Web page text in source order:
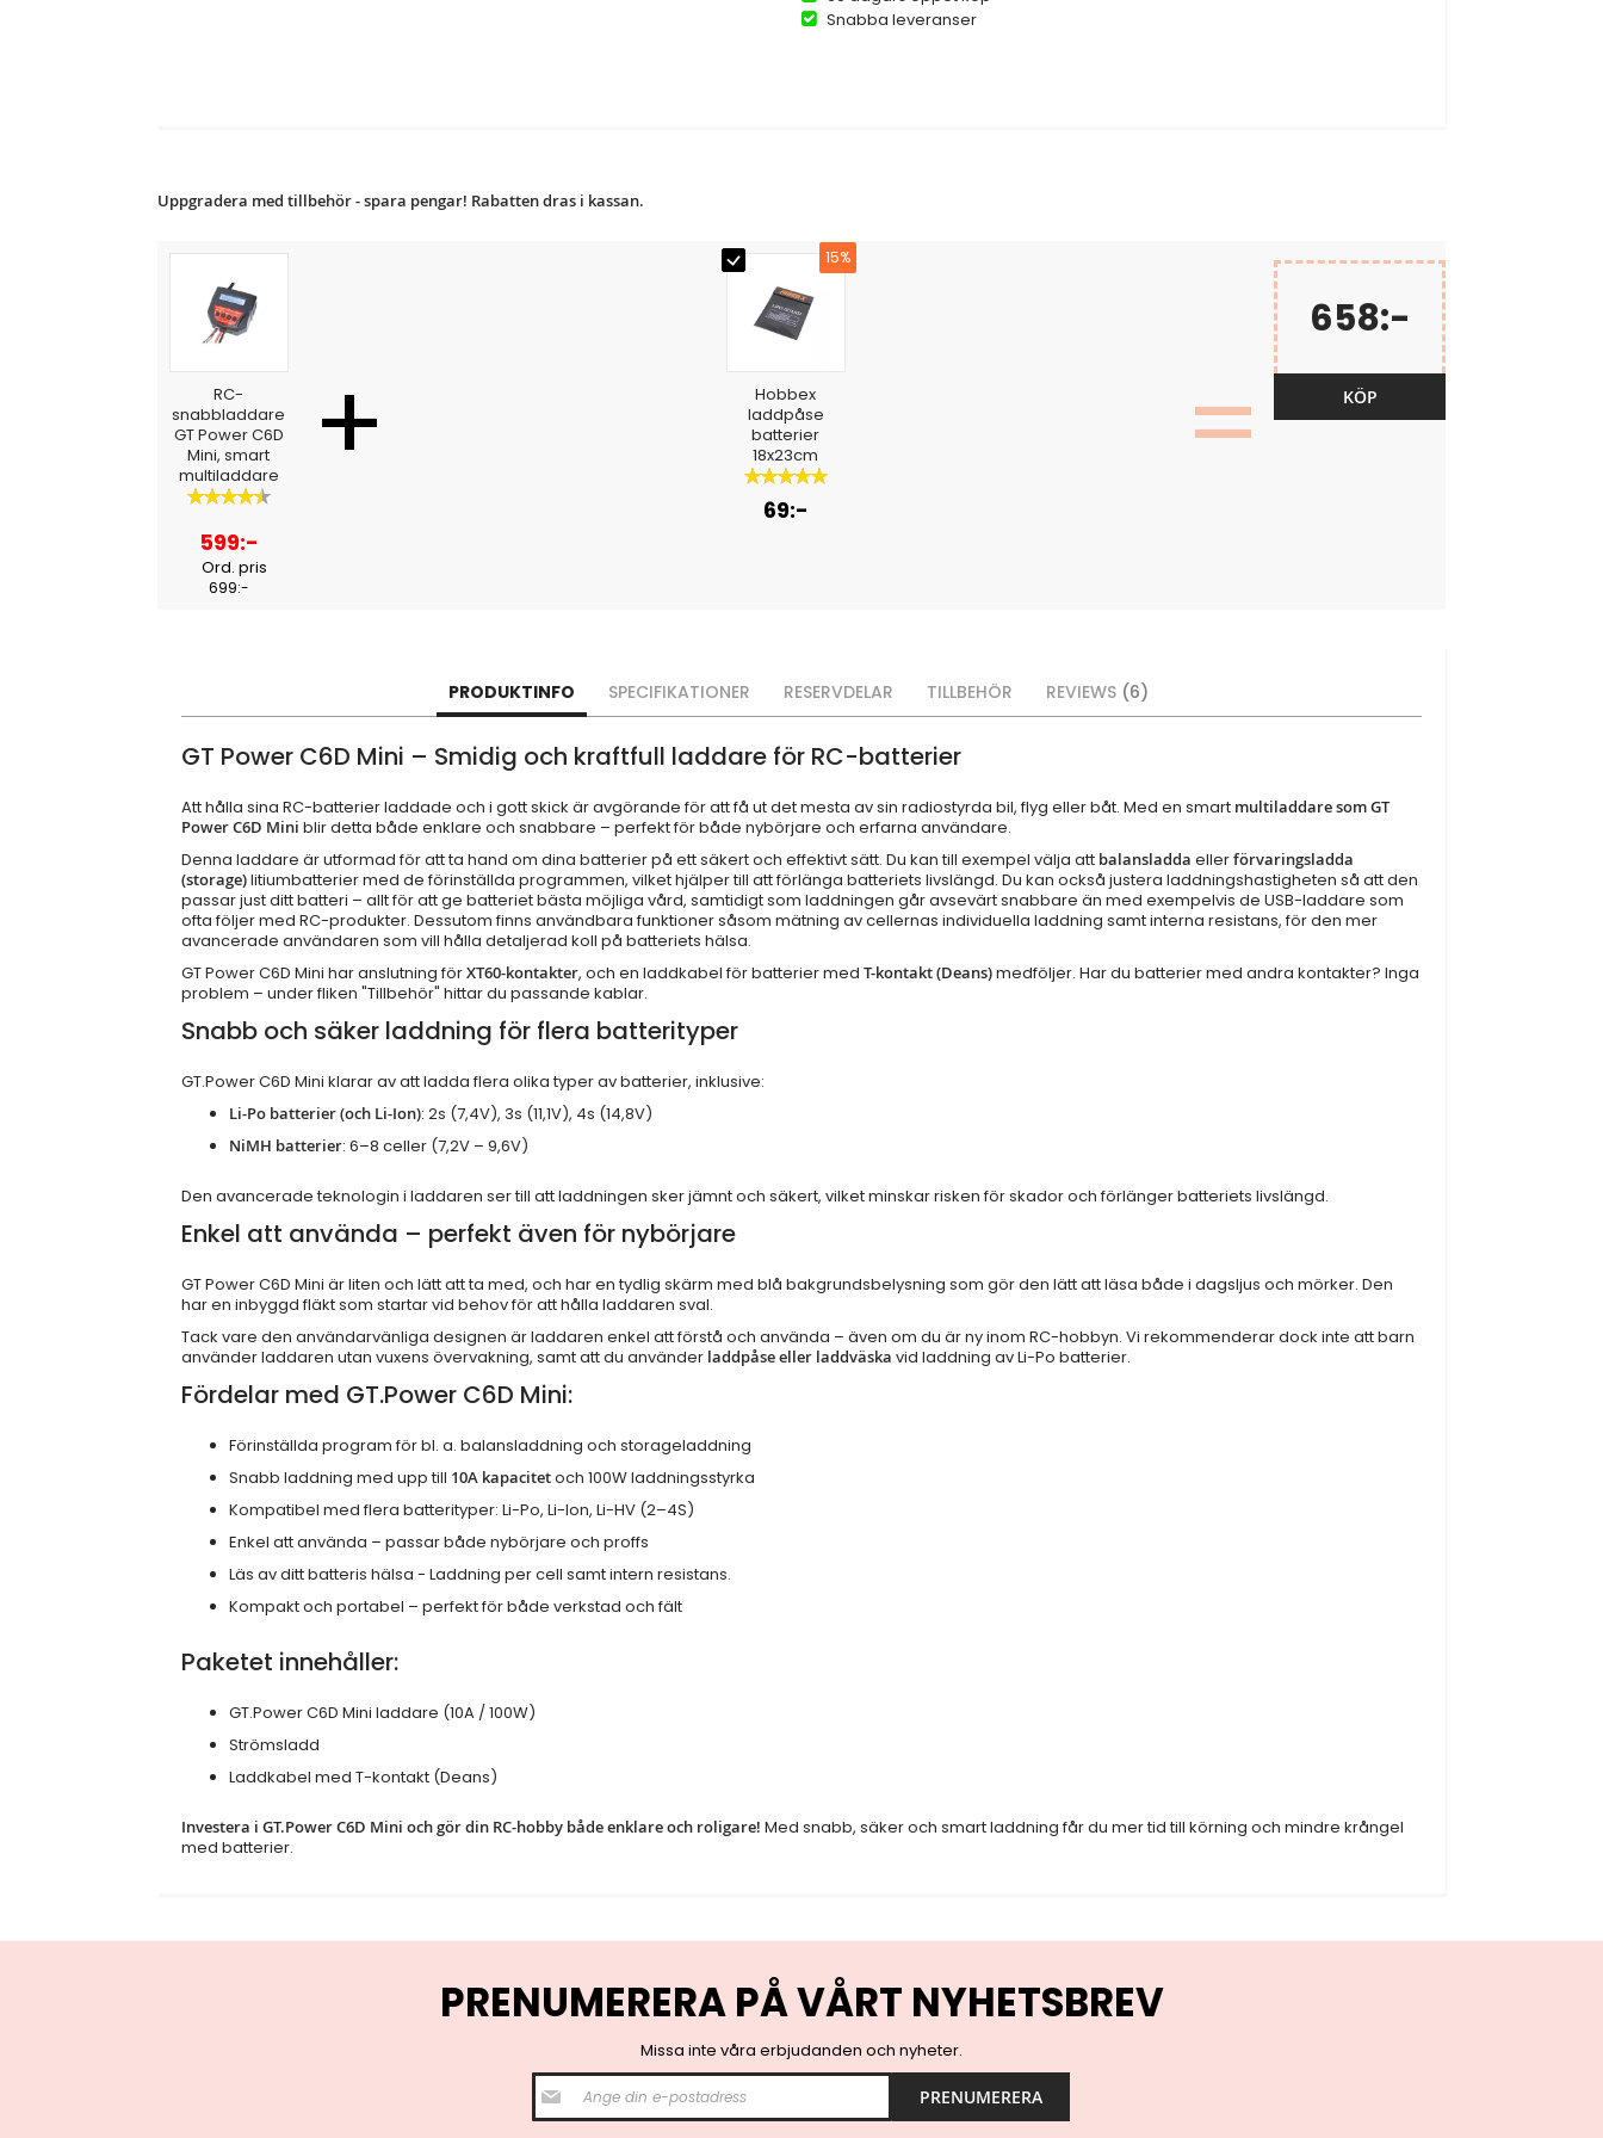
Snabba leveranser
Uppgradera med tillbehör - spara pengar! Rabatten dras i kassan.
RC-
snabbladdare
GT Power C6D
Mini, smart
multiladdare
Betyg:
Specialpris
599:-
Ord. pris
699:-
+
15%
Hobbex
laddpåse
batterier
18x23cm
Betyg:
69:-
=
658:-
KÖP
PRODUKTINFO
GT Power C6D Mini – Smidig och kraftfull laddare för RC-batterier
Att hålla sina RC-batterier laddade och i gott skick är avgörande för att få ut det mesta av sin radiostyrda bil, flyg eller båt. Med en smart multiladdare som GT
Power C6D Mini blir detta både enklare och snabbare – perfekt för både nybörjare och erfarna användare.
Denna laddare är utformad för att ta hand om dina batterier på ett säkert och effektivt sätt. Du kan till exempel välja att balansladda ellerförvaringsladda
(storage)litiumbatterier med de förinställda programmen, vilket hjälper till att förlänga batteriets livslängd. Du kan också justera laddningshastigheten så att den
passar just ditt batteri – allt för att ge batteriet bästa möjliga vård, samtidigt som laddningen går avsevärt snabbare än med exempelvis de USB-laddare som
ofta följer med RC-produkter. Dessutom finns användbara funktioner såsom mätning av cellernas individuella laddning samt interna resistans, för den mer
avancerade användaren som vill hålla detaljerad koll på batteriets hälsa.
GT Power C6D Mini har anslutning förXT60-kontakter, och en laddkabel för batterier med T-kontakt (Deans)medföljer. Har du batterier med andra kontakter? Inga
problem – under fliken "Tillbehör" hittar du passande kablar.
Snabb och säker laddning för flera batterityper
GT.Power C6D Mini klarar av att ladda flera olika typer av batterier, inklusive:
Li-Po batterier (och Li-Ion): 2s (7,4V), 3s (11,1V), 4s (14,8V)
NiMH batterier: 6–8 celler (7,2V – 9,6V)
Den avancerade teknologin i laddaren ser till att laddningen sker jämnt och säkert, vilket minskar risken för skador och förlänger batteriets livslängd.
Enkel att använda – perfekt även för nybörjare
GT Power C6D Mini är liten och lätt att ta med, och har en tydlig skärm med blå bakgrundsbelysning som gör den lätt att läsa både i dagsljus och mörker. Den
har en inbyggd fläkt som startar vid behov för att hålla laddaren sval.
Tack vare den användarvänliga designen är laddaren enkel att förstå och använda – även om du är ny inom RC-hobbyn. Vi rekommenderar dock inte att barn
använder laddaren utan vuxens övervakning, samt att du använder laddpåse eller laddväska vid laddning av Li-Po batterier.
Fördelar med GT.Power C6D Mini:
Förinställda program för bl. a. balansladdning och storageladdning
Snabb laddning med upp till 10A kapacitetoch 100W laddningsstyrka
Kompatibel med flera batterityper: Li-Po, Li-Ion, Li-HV (2–4S)
Enkel att använda – passar både nybörjare och proffs
Läs av ditt batteris hälsa - Laddning per cell samt intern resistans.
Kompakt och portabel – perfekt för både verkstad och fält
Paketet innehåller:
GT.Power C6D Mini laddare (10A / 100W)
Strömsladd
Laddkabel med T-kontakt (Deans)
Investera i GT.Power C6D Mini och gör din RC-hobby både enklare och roligare! Med snabb, säker och smart laddning får du mer tid till körning och mindre krångel
med batterier.
SPECIFIKATIONER RESERVDELAR TILLBEHÖR REVIEWS 6
PRENUMERERA PÅ VÅRT NYHETSBREV
Missa inte våra erbjudanden och nyheter.
S
i
g
PRENUMERERA